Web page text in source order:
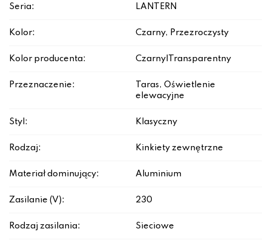
Seria: LANTERN
Kolor: Czarny, Przezroczysty
Kolor producenta: Czarny|Transparentny
Przeznaczenie:
Taras, Oświetlenie
elewacyjne
Styl: Klasyczny
Rodzaj: Kinkiety zewnętrzne
Materiał dominujący: Aluminium
Zasilanie (V): 230
Rodzaj zasilania: Sieciowe